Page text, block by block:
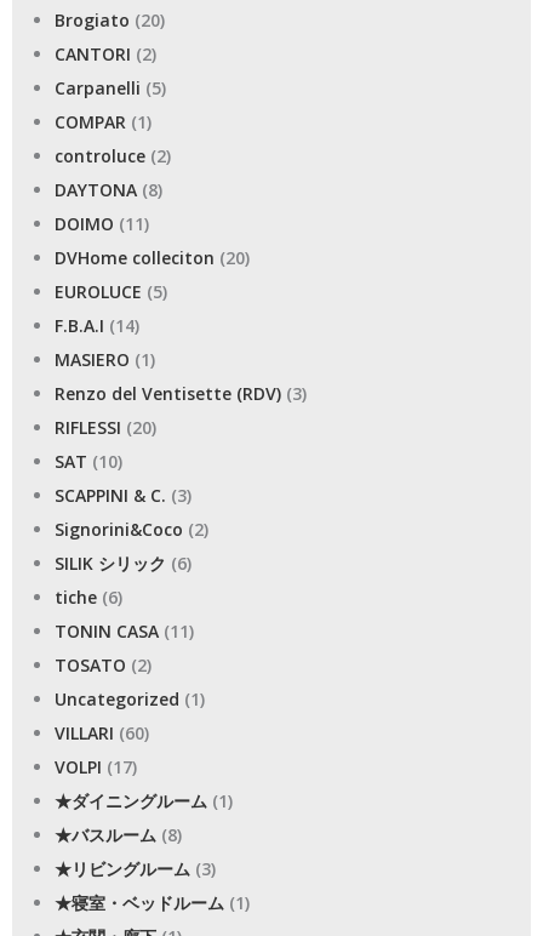
Brogiato (20)
CANTORI (2)
Carpanelli (5)
COMPAR (1)
controluce (2)
DAYTONA (8)
DOIMO (11)
DVHome colleciton (20)
EUROLUCE (5)
F.B.A.I (14)
MASIERO (1)
Renzo del Ventisette (RDV) (3)
RIFLESSI (20)
SAT (10)
SCAPPINI & C. (3)
Signorini&Coco (2)
SILIK シリック (6)
tiche (6)
TONIN CASA (11)
TOSATO (2)
Uncategorized (1)
VILLARI (60)
VOLPI (17)
★ダイニングルーム (1)
★バスルーム (8)
★リビングルーム (3)
★寝室・ベッドルーム (1)